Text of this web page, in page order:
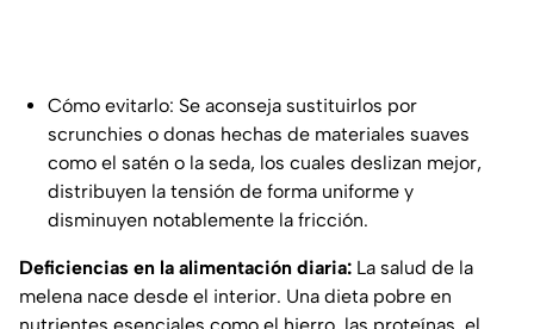
Cómo evitarlo: Se aconseja sustituirlos por
scrunchies o donas hechas de materiales suaves
como el satén o la seda, los cuales deslizan mejor,
distribuyen la tensión de forma uniforme y
disminuyen notablemente la fricción.
Deficiencias en la alimentación diaria: La salud de la
melena nace desde el interior. Una dieta pobre en
nutrientes esenciales como el hierro, las proteínas, el